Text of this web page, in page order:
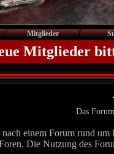
Mitglieder
Mitglieder
Das
einem Forum rund
Die Nutzung des